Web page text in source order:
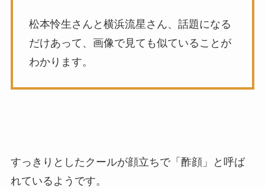
松本怜生さんと横浜流星さん、話題になる
だけあって、画像で見ても似ていることが
わかります。
すっきりとしたクールが顔立ちで「酢顔」と呼ば
れているようです。